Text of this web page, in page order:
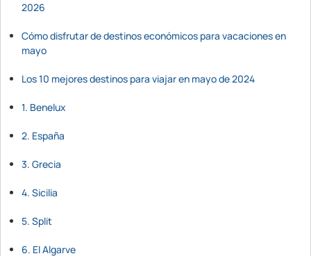
2026
Cómo disfrutar de destinos económicos para vacaciones en
mayo
Los 10 mejores destinos para viajar en mayo de 2024
1. Benelux
2. España
3. Grecia
4. Sicilia
5. Split
6. El Algarve